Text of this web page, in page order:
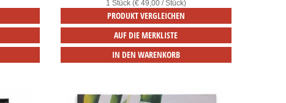
1 Stück (€ 49,00 / Stück)
PRODUKT VERGLEICHEN
AUF DIE MERKLISTE
IN DEN WARENKORB